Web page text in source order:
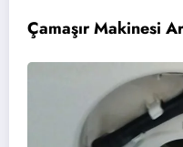
Çamaşır Makinesi